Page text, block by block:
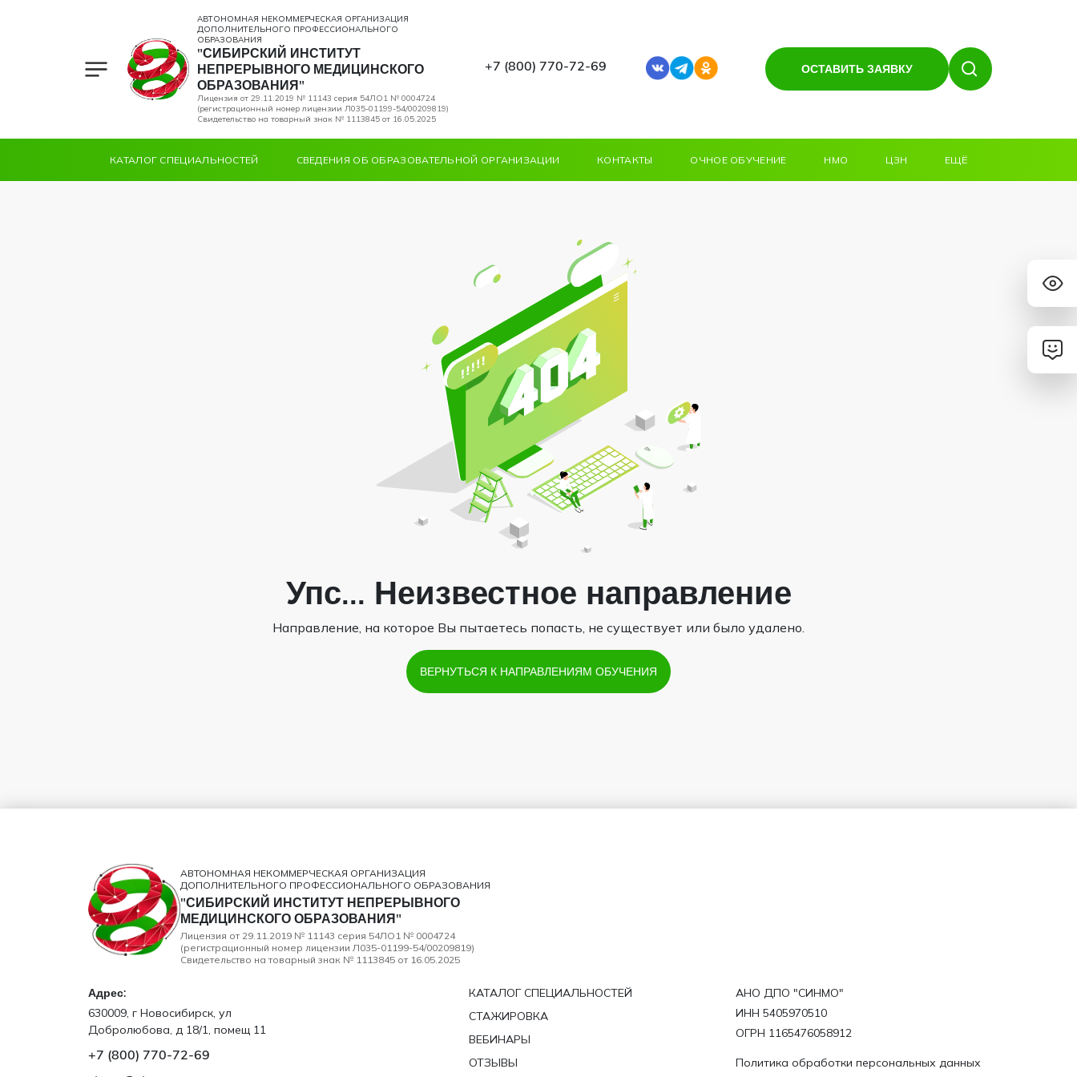
АВТОНОМНАЯ НЕКОММЕРЧЕСКАЯ ОРГАНИЗАЦИЯ
ДОПОЛНИТЕЛЬНОГО ПРОФЕССИОНАЛЬНОГО
ОБРАЗОВАНИЯ
"СИБИРСКИЙ ИНСТИТУТ
НЕПРЕРЫВНОГО МЕДИЦИНСКОГО
ОБРАЗОВАНИЯ"
Лицензия от 29.11.2019 № 11143 серия 54ЛО1 № 0004724
(регистрационный номер лицензии Л035-01199-54/00209819)
Свидетельство на товарный знак № 1113845 от 16.05.2025
ОСТАВИТЬ ЗАЯВКУ
+7 (800) 770‑72‑69
КАТАЛОГ СПЕЦИАЛЬНОСТЕЙ СВЕДЕНИЯ ОБ ОБРАЗОВАТЕЛЬНОЙ ОРГАНИЗАЦИИ КОНТАКТЫ ОЧНОЕ ОБУЧЕНИЕ НМО ЦЗН ЕЩЁ
Упс... Неизвестное направление
Направление, на которое Вы пытаетесь попасть, не существует или было удалено.
ВЕРНУТЬСЯ К НАПРАВЛЕНИЯМ ОБУЧЕНИЯ
АВТОНОМНАЯ НЕКОММЕРЧЕСКАЯ ОРГАНИЗАЦИЯ
ДОПОЛНИТЕЛЬНОГО ПРОФЕССИОНАЛЬНОГО ОБРАЗОВАНИЯ
"СИБИРСКИЙ ИНСТИТУТ НЕПРЕРЫВНОГО
МЕДИЦИНСКОГО ОБРАЗОВАНИЯ"
Лицензия от 29.11.2019 № 11143 серия 54ЛО1 № 0004724
(регистрационный номер лицензии Л035-01199-54/00209819)
Свидетельство на товарный знак № 1113845 от 16.05.2025
Адрес:
630009, г Новосибирск, ул
Добролюбова, д 18/1, помещ 11
+7 (800) 770‑72‑69
КАТАЛОГ СПЕЦИАЛЬНОСТЕЙ
СТАЖИРОВКА
ВЕБИНАРЫ
ОТЗЫВЫ
АНО ДПО "СИНМО"
ИНН 5405970510
ОГРН 1165476058912
Политика обработки персональных данных